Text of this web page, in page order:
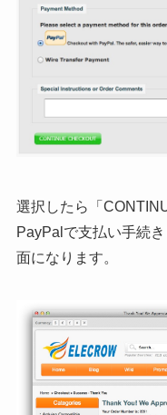
選択したら「
PayPalで支払い手続
面になります。